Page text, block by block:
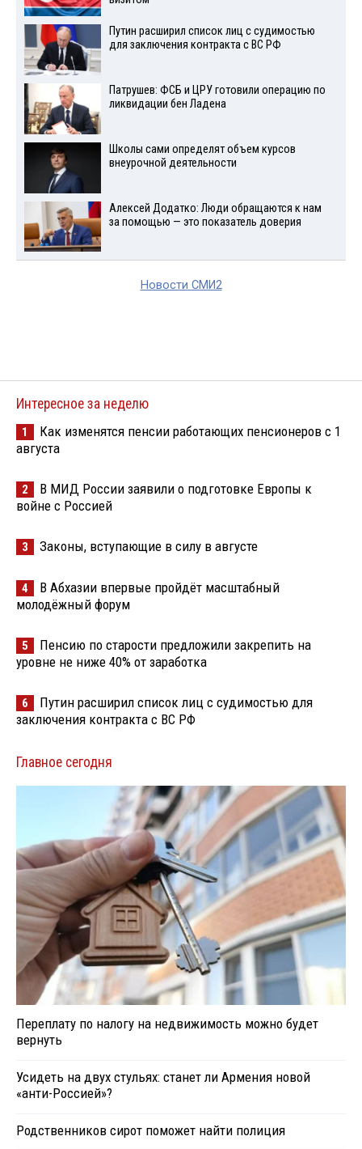
Путин расширил список лиц с судимостью
для заключения контракта с ВС РФ
Патрушев: ФСБ и ЦРУ готовили операцию по
ликвидации бен Ладена
Школы сами определят объем курсов
внеурочной деятельности
Алексей Додатко: Люди обращаются к нам
за помощью — это показатель доверия
Новости СМИ2
Интересное за неделю
1
Как изменятся пенсии работающих пенсионеров с 1
августа
2
В МИД России заявили о подготовке Европы к
войне с Россией
3 Законы, вступающие в силу в августе
4
В Абхазии впервые пройдёт масштабный
молодёжный форум
5
Пенсию по старости предложили закрепить на
уровне не ниже 40% от заработка
6
Путин расширил список лиц с судимостью для
заключения контракта с ВС РФ
Главное сегодня
Переплату по налогу на недвижимость можно будет
вернуть
Усидеть на двух стульях: станет ли Армения новой
«анти-Россией»?
Родственников сирот поможет найти полиция